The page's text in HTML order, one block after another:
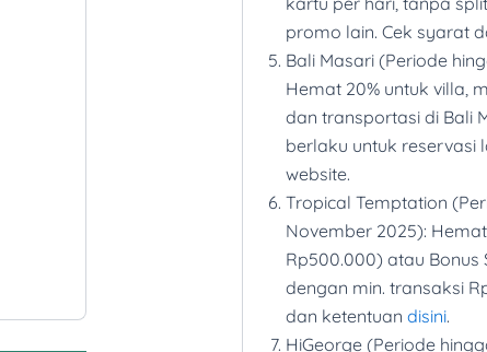
Hemat hingga 20%
Natasha Skin Clinic
2025): Hemat hingga
hingga 12 bulan
Oskincare (Periode
Hemat 50%
promo lain. Cek syarat
Bali Masari (Periode
Hemat 20% untuk villa,
dan transportasi di Bali
berlaku untuk reservasi
website.
Tropical Temptation
November 2025):
Rp500.000) atau Bonus
dengan min. transaksi
dan ketentuan disini.
HiGeorge (Periode